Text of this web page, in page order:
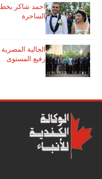
احمد شاكر
الساحرة
الجالية
رفيع المستوى